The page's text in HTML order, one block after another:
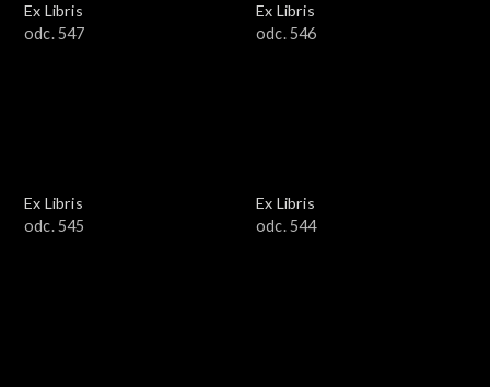
Ex Libris
odc. 547
Ex Libris
odc. 546
Ex Libris
odc. 545
Ex Libris
odc. 544